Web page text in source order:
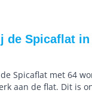
de Spicaflat in
Spicaflat met 64
aan de flat. Dit is